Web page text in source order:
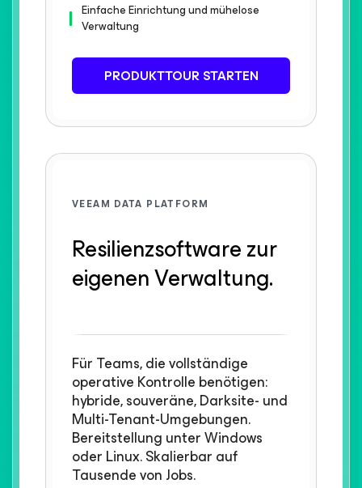
Einfache Einrichtung und mühelose
Verwaltung​
PRODUKTTOUR STARTEN
VEEAM DATA PLATFORM
Resilienzsoftware zur
eigenen Verwaltung.
Für Teams, die vollständige
operative Kontrolle benötigen:
hybride, souveräne, Darksite- und
Multi-Tenant-Umgebungen.
Bereitstellung unter Windows
oder Linux. Skalierbar auf
Tausende von Jobs.